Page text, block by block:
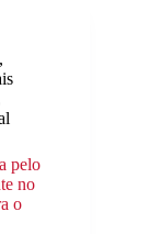
pelo
no
o